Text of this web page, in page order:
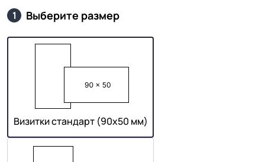
1 Выберите размер
Визитки стандарт (90х50 мм)